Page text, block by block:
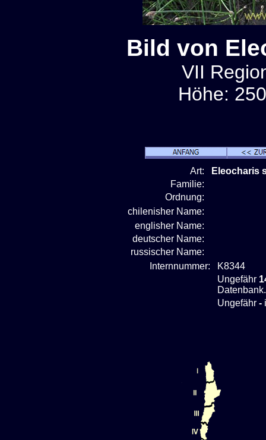
Bild von
VII
Höhe:
Art:
Eleocharis
Familie:
Ordnung:
chilenisher Name:
englisher Name:
deutscher Name:
russischer Name:
Internnummer:
K8344
Ungefähr
Datenbank.
Ungefähr -